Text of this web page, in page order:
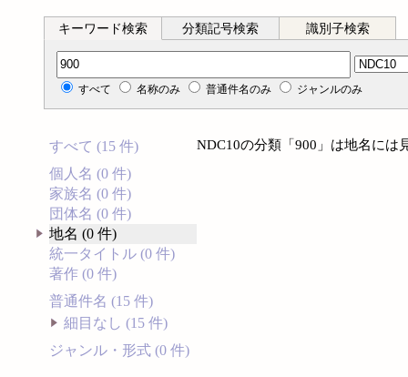
キーワード検索 分類記号検索 識別子検索
分類記号検索
すべて 名称のみ 普通件名のみ ジャンルのみ
すべて (15 件)
個人名 (0 件)
家族名 (0 件)
団体名 (0 件)
地名 (0 件)
統一タイトル (0 件)
著作 (0 件)
普通件名 (15 件)
細目なし (15 件)
ジャンル・形式 (0 件)
NDC10の分類「900」は地名には